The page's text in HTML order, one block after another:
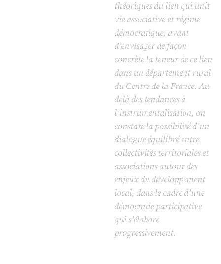
théoriques du lien qui unit
vie associative et régime
démocratique, avant
d’envisager de façon
concrète la teneur de ce lien
dans un département rural
du Centre de la France. Au-
delà des tendances à
l’instrumentalisation, on
constate la possibilité d’un
dialogue équilibré entre
collectivités territoriales et
associations autour des
enjeux du développement
local, dans le cadre d’une
démocratie participative
qui s’élabore
progressivement.